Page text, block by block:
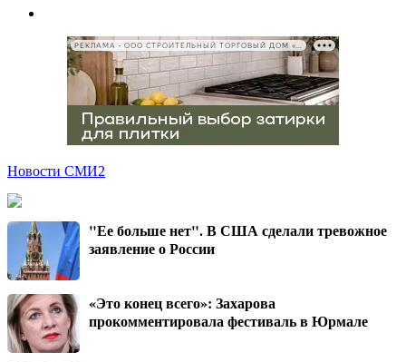
Новости СМИ2
"Ее больше нет". В США сделали тревожное
заявление о России
«Это конец всего»: Захарова
прокомментировала фестиваль в Юрмале